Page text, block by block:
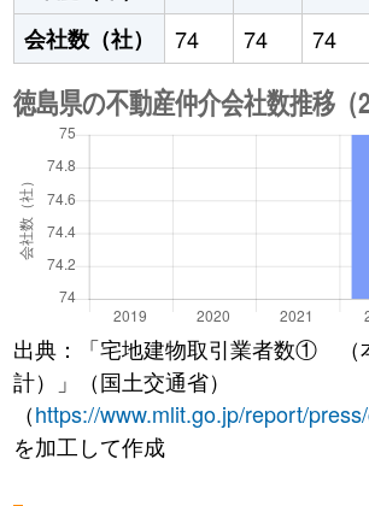
会社数（社）
74 74 74
出典：「宅地建物取引業者数① （
計）」（国土交通省）
（https://www.mlit.go.jp/report/
を加工して作成